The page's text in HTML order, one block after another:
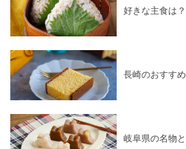
好きな主食は？
長崎のおすす
岐阜県の名物